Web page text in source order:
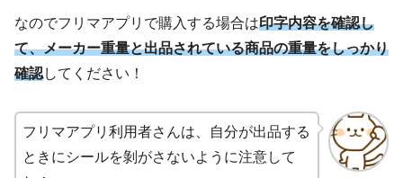
なのでフリマアプリで購入する場合は印字内容を確認し
て、メーカー重量と出品されている商品の重量をしっかり
確認してください！
フリマアプリ利用者さんは、自分が出品する
ときにシールを剝がさないように注意して